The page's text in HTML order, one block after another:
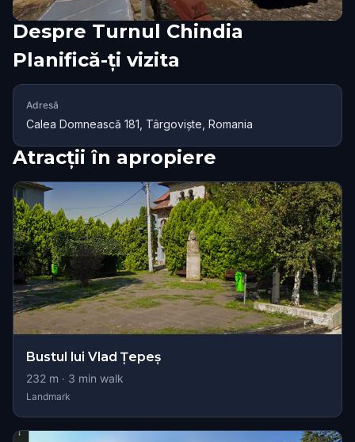
Despre Turnul Chindia
Planifică-ți vizita
Adresă
Calea Domnească 181, Târgoviște, Romania
Atracții în apropiere
Bustul lui Vlad Țepeș
232 m · 3 min walk
Landmark